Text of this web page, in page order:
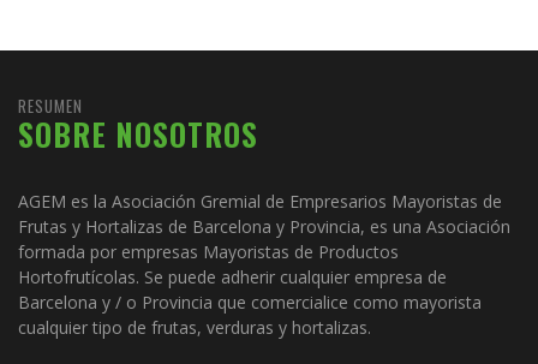
RESUMEN
SOBRE NOSOTROS
AGEM es la Asociación Gremial de Empresarios Mayoristas de
Frutas y Hortalizas de Barcelona y Provincia, es una Asociación
formada por empresas Mayoristas de Productos
Hortofrutícolas. Se puede adherir cualquier empresa de
Barcelona y / o Provincia que comercialice como mayorista
cualquier tipo de frutas, verduras y hortalizas.